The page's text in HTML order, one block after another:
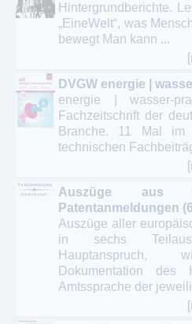
Hintergrundberichte.
„EineWelt“, was
bewegt Man kann ...
DVGW energie |
energie | wasser-
Fachzeitschrift der
Branche. 11 Mal
technischen
Auszüge aus
Patentanmeldungen
Auszüge aller
in sechs
Hauptanspruch,
Dokumentation des
Amtssprache der